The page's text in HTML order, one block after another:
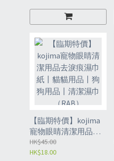
專用化毛膏
120g（RAU）
【臨期特價】kojima
寵物眼睛清潔用品去
淚痕濕巾紙丨貓貓用
品丨狗狗用品丨清潔
HK$45.00
HK$18.00